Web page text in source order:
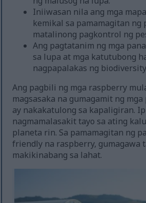
Iniiwasan nila ang mga
kemikal sa pamamagitan ng
matalinong pagkontrol ng
Ang pagtatanim ng mga
sa lupa at mga katutubong
nagpapalakas ng
Ang pagbili ng mga raspberry
magsasaka na gumagamit ng
ay nakakatulong sa kapaligiran.
nagmamalasakit tayo sa ating
planeta rin. Sa pamamagitan ng
friendly na raspberry, gumagawa
makikinabang sa lahat.